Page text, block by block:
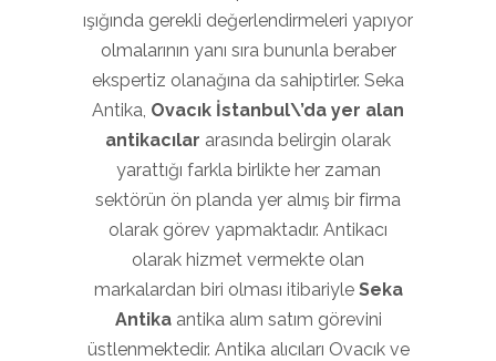
ışığında gerekli değerlendirmeleri yapıyor
olmalarının yanı sıra bununla beraber
ekspertiz olanağına da sahiptirler. Seka
Antika, Ovacık İstanbul\’da yer alan
antikacılar arasında belirgin olarak
yarattığı farkla birlikte her zaman
sektörün ön planda yer almış bir firma
olarak görev yapmaktadır. Antikacı
olarak hizmet vermekte olan
markalardan biri olması itibariyle Seka
Antikaantika alım satım görevini
üstlenmektedir. Antika alıcıları Ovacık ve